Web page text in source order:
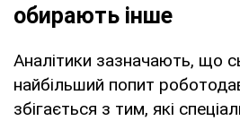
обирають інше
Аналітики зазначають, що
найбільший попит
збігається з тим, які